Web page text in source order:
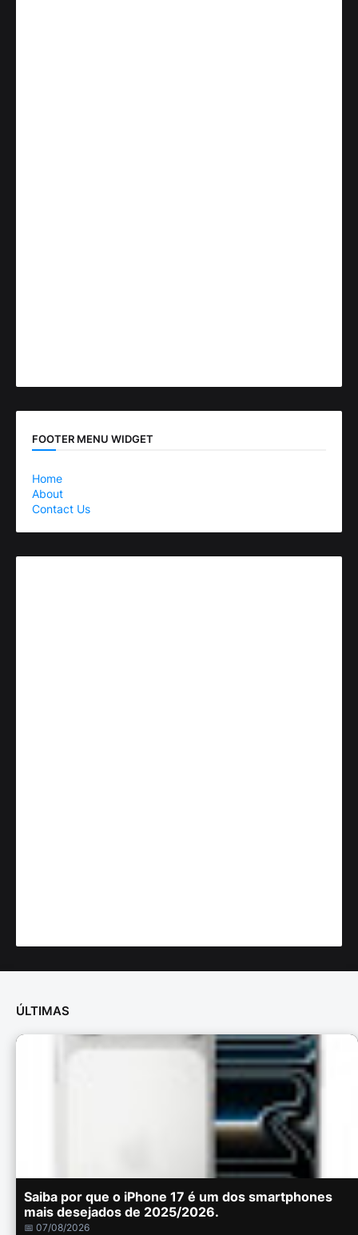
FOOTER MENU WIDGET
Home
About
Contact Us
ÚLTIMAS
Saiba por que o iPhone 17 é um dos smartphones
mais desejados de 2025/2026.
📅 07/08/2026